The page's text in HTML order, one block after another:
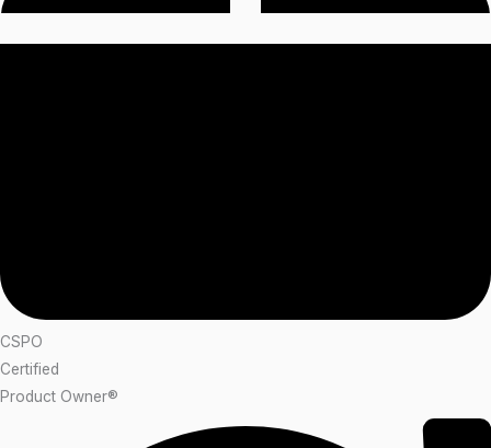
CSPO
Certified
Product Owner®